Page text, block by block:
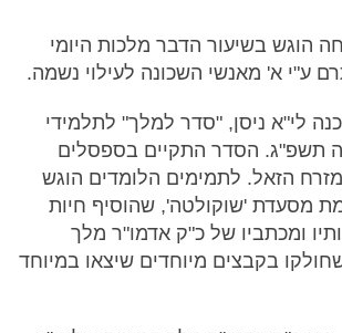
הוגש בשיעור הדבר מלכות היומי
ע"י א' מאנשי השכונה לעילוי נשמה.
לי"א ניסן, "סדר למלך" לתלמידי
תשפ"ג. הסדר התקיים בספסלים
הזאל. לתמימים הלומדים הוגש
מסעדת 'שוקולטה', שהוסיף חיות
ומכתביו של כ"ק אדמו"ר מלך
בקבצים מיוחדים שיצאו במיוחד